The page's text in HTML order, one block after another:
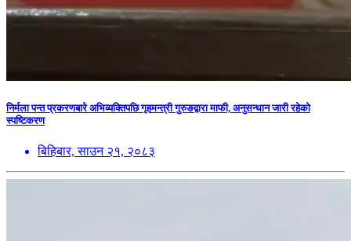
निर्मला पन्त प्रकरणबारे अभिव्यक्तिपछि गृहमन्त्री गुरुङद्वारा माफी, अनुसन्धान जारी रहेको
स्पष्टिकरण
बिहिबार, साउन २१, २०८३